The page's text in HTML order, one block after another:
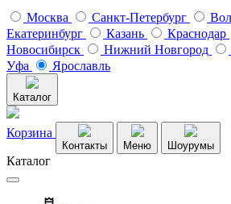
Москва Санкт-Петербург
Екатеринбург
Казань Краснодар
Новосибирск
Нижний Новгород
Уфа
Ярославль
Каталог
Корзина
Контакты Меню Шоурумы
Каталог